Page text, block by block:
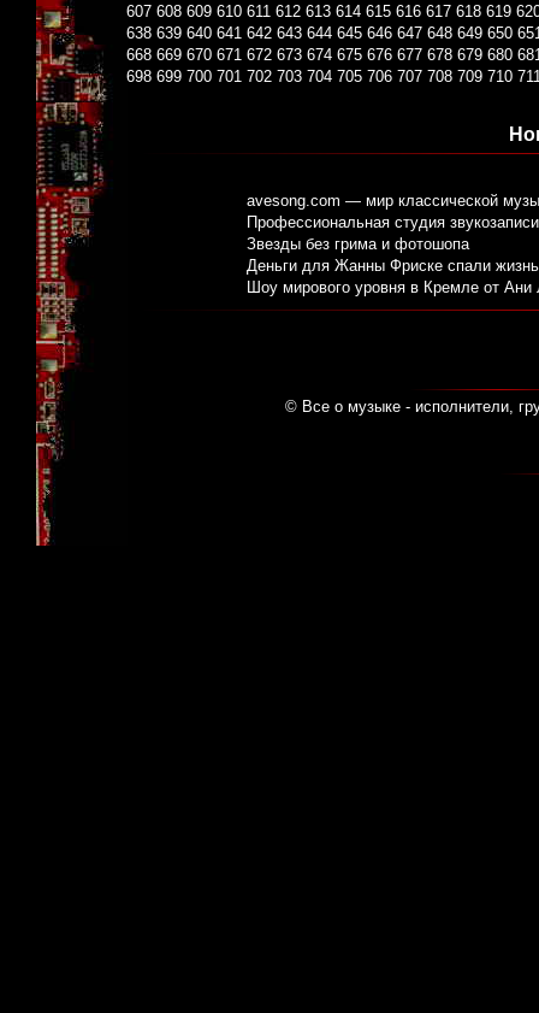
607 608 609 610 611 612 613 614 615 616 617 618 619
638 639 640 641 642 643 644 645 646 647 648 649 650
668 669 670 671 672 673 674 675 676 677 678 679 680
698 699 700 701 702 703 704 705 706 707 708 709 710
avesong.com — мир классической
Профессиональная студия
Звезды без грима и фотошопа
Деньги для Жанны Фриске спали
Шоу мирового уровня в Кремле от Ани
© Все о музыке - исполнители,